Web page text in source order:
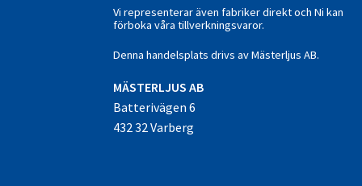
Vi representerar även fabriker direkt och Ni kan
förboka våra tillverkningsvaror.
Denna handelsplats drivs av Mästerljus AB.
MÄSTERLJUS AB
Batterivägen 6
432 32 Varberg